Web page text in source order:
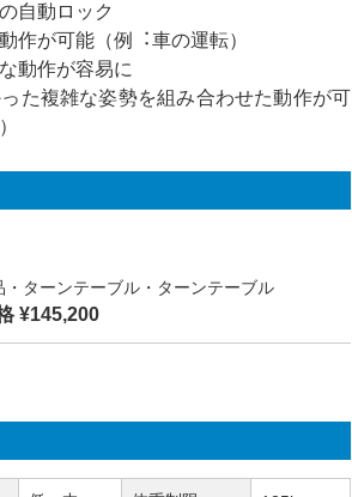
自動ロック
作が可能（例︓車の運転）
動作が容易に
た複雑な姿勢を組み合わせた動作が可
ターンテーブル・ターンテーブル
¥145,200